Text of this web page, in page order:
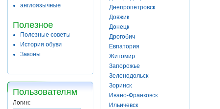
англоязычные
Полезное
Полезные советы
История обуви
Законы
Пользователям
Логин:
Днепропетровск
Довжик
Донецк
Дрогобич
Евпатория
Житомир
Запорожье
Зеленодольск
Зоринск
Ивано-Франковск
Ильичевск